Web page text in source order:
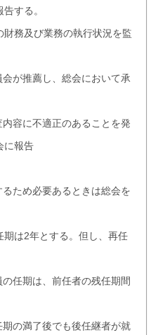
する。
財務及び業務の執行状況を監
が推薦し、総会において承
容に不適正のあることを発
に報告
ため必要あるときは総会を
期は2年とする。但し、再任
任期は、前任者の残任期間
の満了後でも後任継者が就